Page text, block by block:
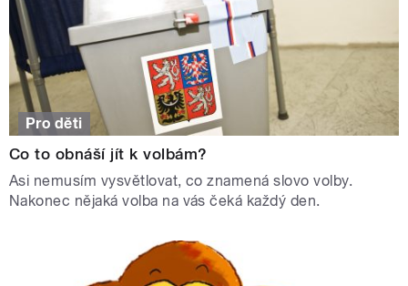
Pro děti
Co to obnáší jít k volbám?
Asi nemusím vysvětlovat, co znamená slovo volby.
Nakonec nějaká volba na vás čeká každý den.